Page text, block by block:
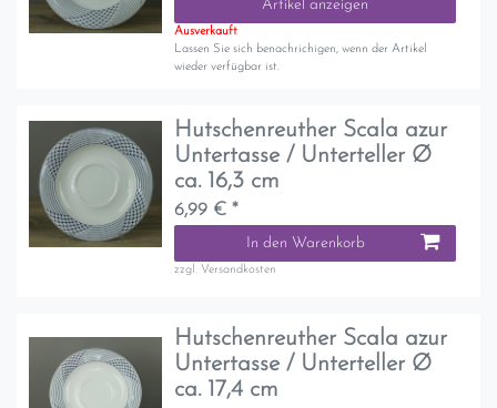
Artikel anzeigen
Ausverkauft
Lassen Sie sich benachrichigen, wenn der Artikel
wieder verfügbar ist.
Hutschenreuther Scala azur
Untertasse / Unterteller Ø
ca. 16,3 cm
6,99 € *
In den Warenkorb
zzgl. Versandkosten
Hutschenreuther Scala azur
Untertasse / Unterteller Ø
ca. 17,4 cm